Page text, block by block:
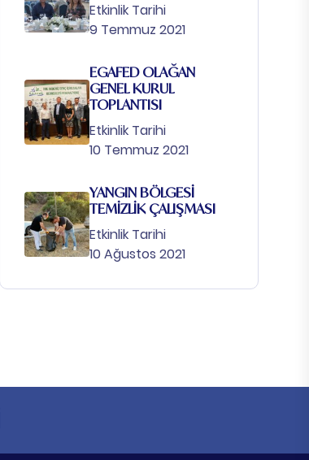
Etkinlik Tarihi
9 Temmuz 2021
EGAFED OLAĞAN
GENEL KURUL
TOPLANTISI
Etkinlik Tarihi
10 Temmuz 2021
YANGIN BÖLGESİ
TEMİZLİK ÇALIŞMASI
Etkinlik Tarihi
10 Ağustos 2021